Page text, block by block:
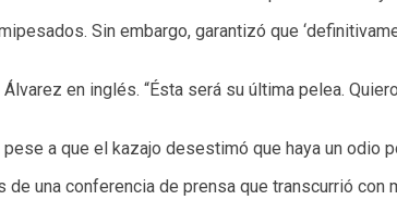
Sin embargo, garantizó que
en inglés. “Ésta será su última pelea.
a que el kazajo desestimó que haya un odio
una conferencia de prensa que transcurrió con